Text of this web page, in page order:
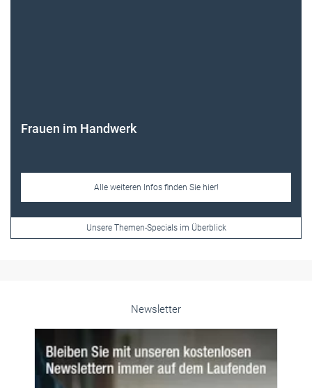
Frauen im Handwerk
Alle weiteren Infos finden Sie hier!
Unsere Themen-Specials im Überblick
Newsletter